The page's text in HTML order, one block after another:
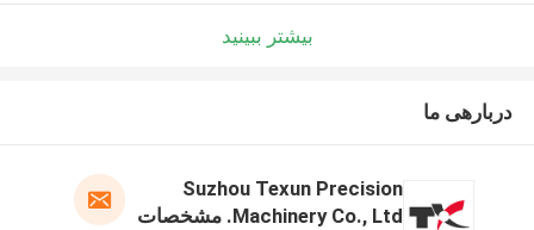
بیشتر ببینید
دربارهی ما
Suzhou Texun Precision
Machinery Co., Ltd. مشخصات